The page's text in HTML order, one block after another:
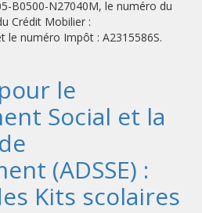
B0500-N27040M, le numéro du
Crédit Mobilier :
le numéro Impôt : A2315586S.
le
Social et la
(ADSSE) :
Kits scolaires